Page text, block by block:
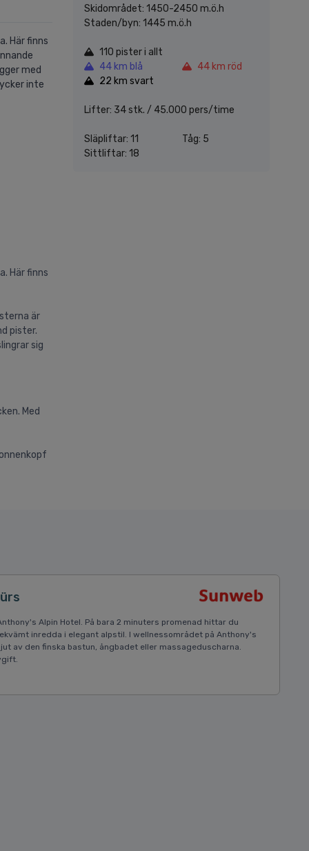
Här finns
med
inte
Skidområdet: 1450-2450 m.ö.h
Staden/byn: 1445 m.ö.h
110 pister i allt
44 km blå
44 km röd
22 km svart
Lifter: 34 stk. / 45.000 pers/time
Släpliftar: 11
Tåg: 5
Sittliftar: 18
Här finns
är
pister.
sig
Med
Alpin Hotel. På bara 2 minuters promenad hittar du
inredda i elegant alpstil. I wellnessområdet på Anthony's
av den finska bastun, ångbadet eller massageduscharna.